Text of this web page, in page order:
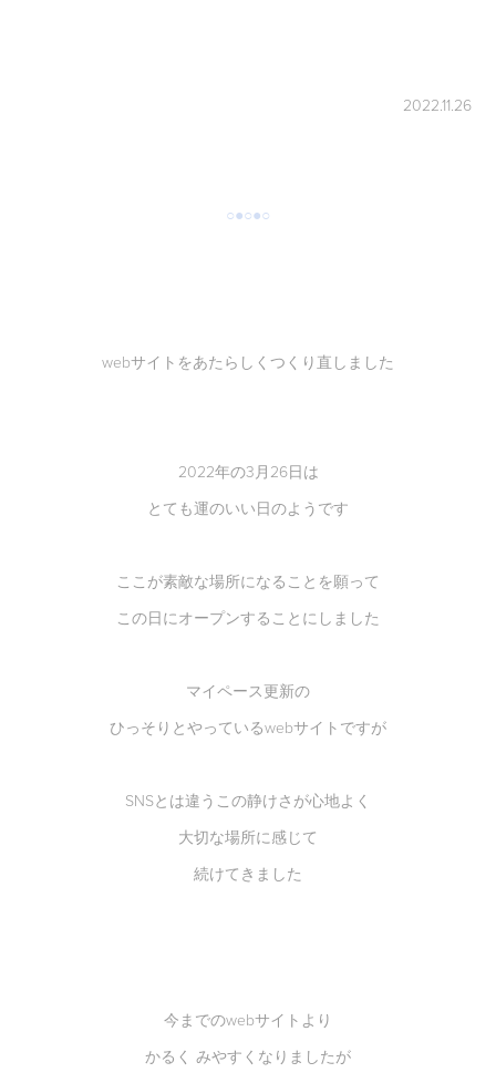
2022.11.26
○●○●○
webサイトをあたらしくつくり直しました
2022年の3月26日は
とても運のいい日のようです
ここが素敵な場所になることを願って
この日にオープンすることにしました
マイペース更新の
ひっそりとやっているwebサイトですが
SNSとは違うこの静けさが心地よく
大切な場所に感じて
続けてきました
今までのwebサイトより
かるく みやすくなりましたが